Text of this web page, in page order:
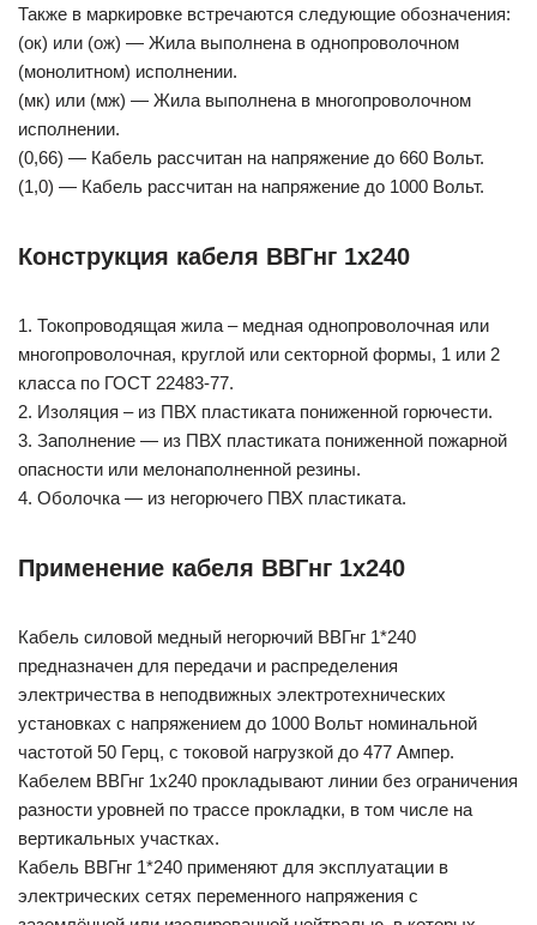
Также в маркировке встречаются следующие обозначения:
(ок) или (ож) — Жила выполнена в однопроволочном
(монолитном) исполнении.
(мк) или (мж) — Жила выполнена в многопроволочном
исполнении.
(0,66) — Кабель рассчитан на напряжение до 660 Вольт.
(1,0) — Кабель рассчитан на напряжение до 1000 Вольт.
Конструкция кабеля ВВГнг 1х240
1. Токопроводящая жила – медная однопроволочная или
многопроволочная, круглой или секторной формы, 1 или 2
класса по ГОСТ 22483-77.
2. Изоляция – из ПВХ пластиката пониженной горючести.
3. Заполнение — из ПВХ пластиката пониженной пожарной
опасности или мелонаполненной резины.
4. Оболочка — из негорючего ПВХ пластиката.
Применение кабеля ВВГнг 1х240
Кабель силовой медный негорючий ВВГнг 1*240
предназначен для передачи и распределения
электричества в неподвижных электротехнических
установках с напряжением до 1000 Вольт номинальной
частотой 50 Герц, с токовой нагрузкой до 477 Ампер.
Кабелем ВВГнг 1х240 прокладывают линии без ограничения
разности уровней по трассе прокладки, в том числе на
вертикальных участках.
Кабель ВВГнг 1*240 применяют для эксплуатации в
электрических сетях переменного напряжения с